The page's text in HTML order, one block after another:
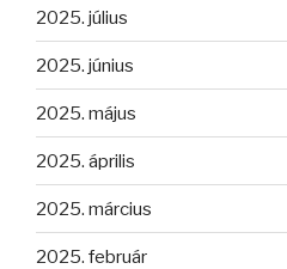
2025. július
2025. június
2025. május
2025. április
2025. március
2025. február